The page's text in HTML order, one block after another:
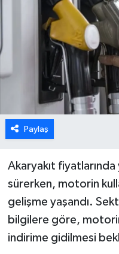
Paylaş
Akaryakıt
sürerken, motorin
gelişme yaşandı.
bilgilere göre,
indirime gidilmesi
Ekonomi
Emet
Foto Galeri
Gediz
Genel
Gündem
Hisarcık
İlçeler